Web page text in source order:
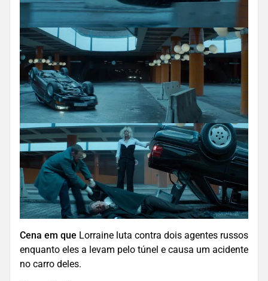
Cena em que Lorraine luta contra dois agentes russos
enquanto eles a levam pelo túnel e causa um acidente
no carro deles.